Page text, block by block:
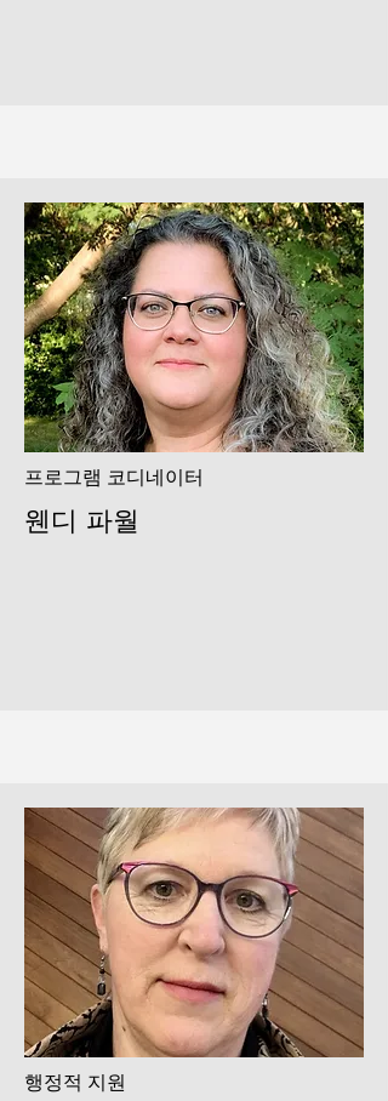
프로그램 코디네이터
웬디 파월
행정적 지원